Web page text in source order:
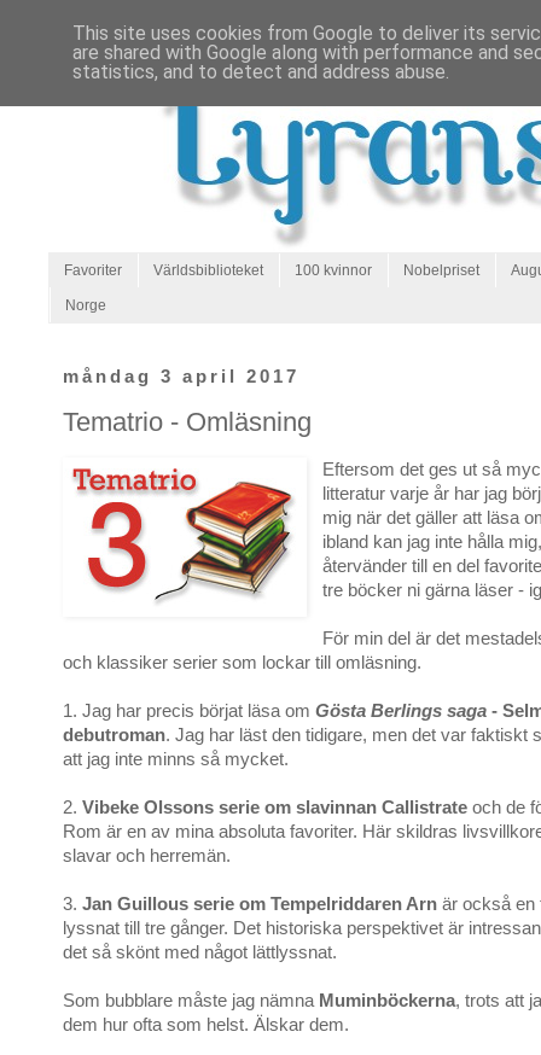
Favoriter Världsbiblioteket 100 kvinnor Nobelpriset
Norge
måndag 3 april 2017
Tematrio - Omläsning
Eftersom det ges ut så
litteratur varje år har jag
mig när det gäller att läsa
ibland kan jag inte hålla
återvänder till en del
tre böcker ni gärna läser -
För min del är det
och klassiker serier som lockar till omläsning.
1. Jag har precis börjat läsa om Gösta Berlings saga -
debutroman. Jag har läst den tidigare, men det var faktiskt
att jag inte minns så mycket.
2. Vibeke Olssons serie om slavinnan Callistrate och de
Rom är en av mina absoluta favoriter. Här skildras
slavar och herremän.
3. Jan Guillous serie om Tempelriddaren Arn är också en
lyssnat till tre gånger. Det historiska perspektivet är
det så skönt med något lättlyssnat.
Som bubblare måste jag nämna Muminböckerna, trots att
dem hur ofta som helst. Älskar dem.
This site uses cookies from Google to deliver its
are shared with Google along with performance and
statistics, and to detect and address abuse.